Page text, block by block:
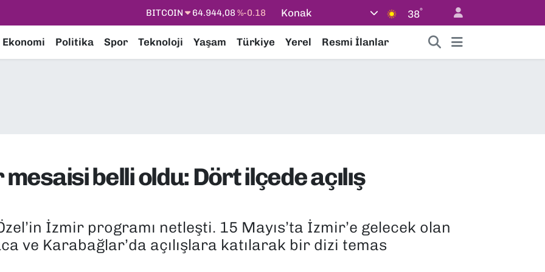
DOLAR 47,7436%0.18
STERLİN
64,4811%0.38
Konak 38°
Ekonomi Politika Spor Teknoloji Yaşam Türkiye Yerel Resmi İlanlar
mesaisi belli oldu: Dört ilçede açılış
İzmir programı netleşti. 15 Mayıs’ta İzmir’e gelecek olan
ve Karabağlar’da açılışlara katılarak bir dizi temas